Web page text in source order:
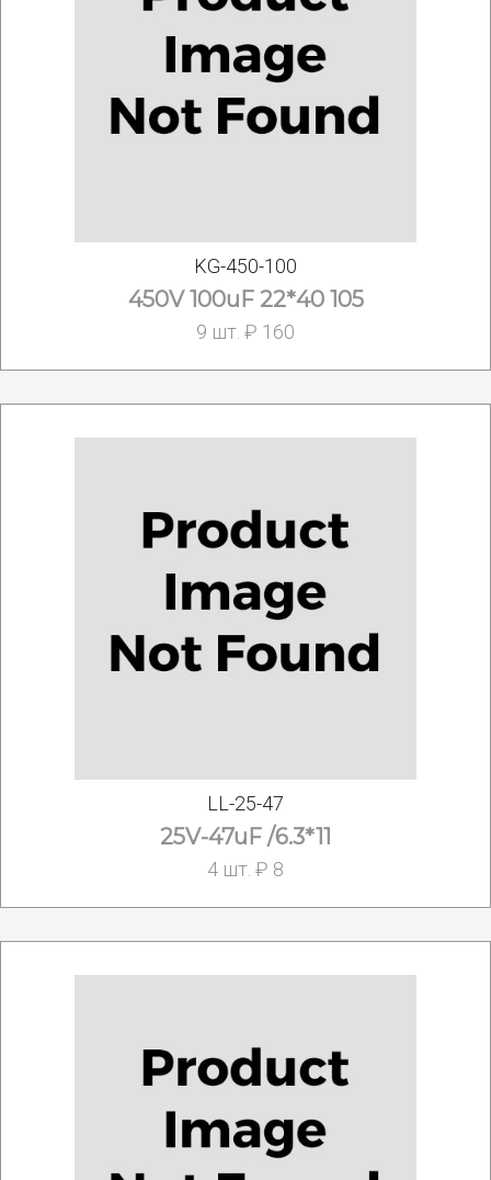
KG-450-100
450V 100uF 22*40 105
9 шт. ₽ 160
LL-25-47
25V-47uF /6.3*11
4 шт. ₽ 8